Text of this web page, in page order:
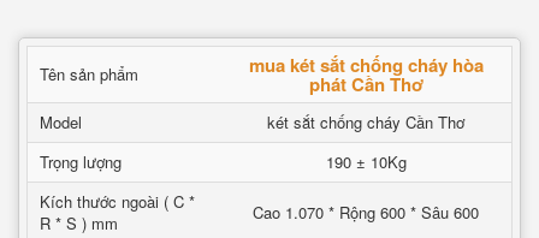
Tên sản phẩm mua két sắt chống cháy hòa
phát Cần Thơ
Model
két sắt chống cháy Cần Thơ
Trọng lượng
190 ± 10Kg
Kích thước ngoài ( C *
R * S ) mm
Cao 1.070 * Rộng 600 * Sâu 600